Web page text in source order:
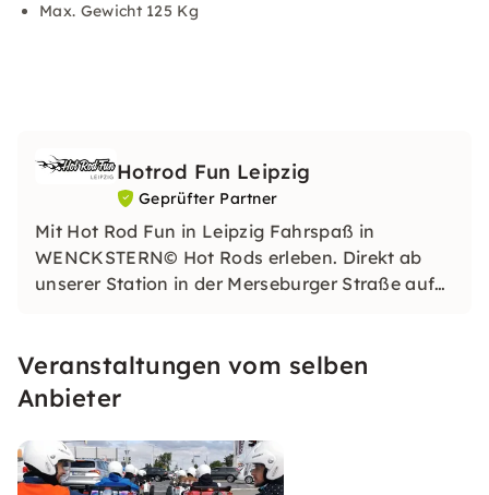
Max. Gewicht 125 Kg
Hotrod Fun Leipzig
Geprüfter Partner
Mit Hot Rod Fun in Leipzig Fahrspaß in
WENCKSTERN© Hot Rods erleben. Direkt ab
unserer Station in der Merseburger Straße auf
Sachsenmetropole.
Veranstaltungen vom selben
Anbieter